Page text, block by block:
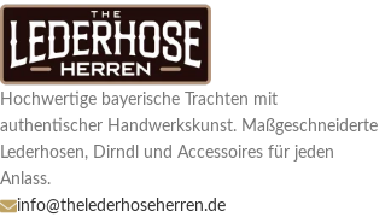
Hochwertige bayerische Trachten mit
authentischer Handwerkskunst. Maßgeschneiderte
Lederhosen, Dirndl und Accessoires für jeden
Anlass.
info@thelederhoseherren.de